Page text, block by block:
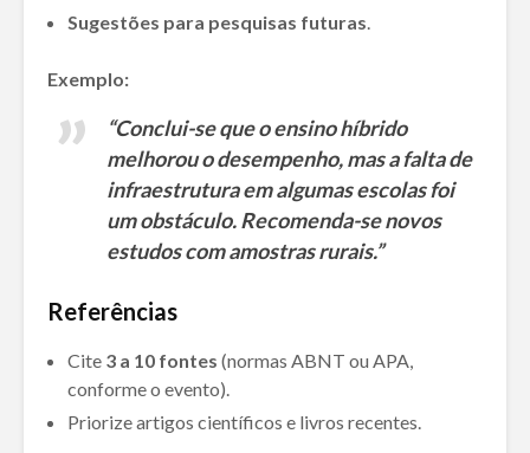
Sugestões para pesquisas futuras.
Exemplo:
“Conclui-se que o ensino híbrido
melhorou o desempenho, mas a falta de
infraestrutura em algumas escolas foi
um obstáculo. Recomenda-se novos
estudos com amostras rurais.”
Referências
Cite 3 a 10 fontes (normas ABNT ou APA,
conforme o evento).
Priorize artigos científicos e livros recentes.